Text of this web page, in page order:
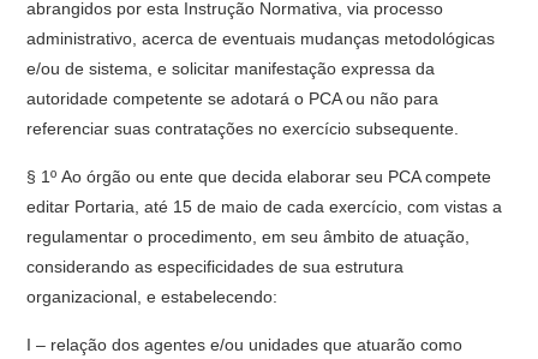
abrangidos por esta Instrução Normativa, via processo
administrativo, acerca de eventuais mudanças metodológicas
e/ou de sistema, e solicitar manifestação expressa da
autoridade competente se adotará o PCA ou não para
referenciar suas contratações no exercício subsequente.
§ 1º Ao órgão ou ente que decida elaborar seu PCA compete
editar Portaria, até 15 de maio de cada exercício, com vistas a
regulamentar o procedimento, em seu âmbito de atuação,
considerando as especificidades de sua estrutura
organizacional, e estabelecendo:
I – relação dos agentes e/ou unidades que atuarão como